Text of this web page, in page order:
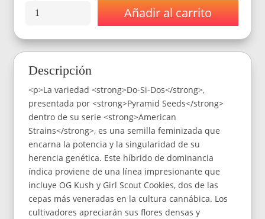
Semillas
American
Strain
Si-
Fem
x1
cantidad
Añadir al carrito
Descripción
<p>La variedad <strong>Do-Si-Dos</strong>,
presentada por <strong>Pyramid Seeds</strong>
dentro de su serie <strong>American
Strains</strong>, es una semilla feminizada que
encarna la potencia y la singularidad de su
herencia genética. Este híbrido de dominancia
índica proviene de una línea impresionante que
incluye OG Kush y Girl Scout Cookies, dos de las
cepas más veneradas en la cultura cannábica. Los
cultivadores apreciarán sus flores densas y